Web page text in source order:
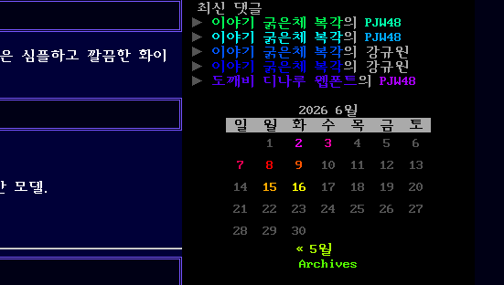
심플하고 깔끔한 화이
모델.
최신 댓글
이야기 굵은체 복각의 PJW48
이야기 굵은체 복각의 PJW48
이야기 굵은체 복각의
강규원
이야기 굵은체 복각의
강규원
도깨비 디나루 웹폰트의 PJW48
2026 6월
일
월 화 수 목 금
토
1
2 3 4 5
6
7
8 9 10 11 12
13
14
15 16 17 18 19
20
21
22 23 24 25 26
27
28
29
30
« 5월
Archives